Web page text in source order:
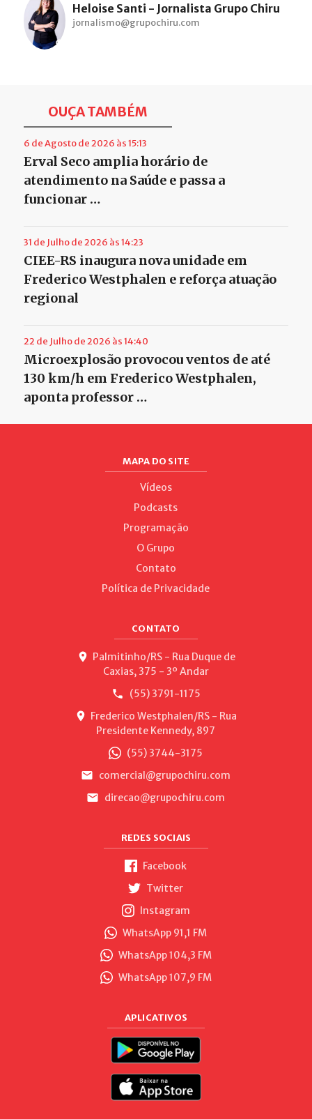
Heloise Santi - Jornalista Grupo Chiru
jornalismo@grupochiru.com
OUÇA TAMBÉM
6 de Agosto de 2026 às 15:13
Erval Seco amplia horário de
atendimento na Saúde e passa a
funcionar …
31 de Julho de 2026 às 14:23
CIEE-RS inaugura nova unidade em
Frederico Westphalen e reforça atuação
regional
22 de Julho de 2026 às 14:40
Microexplosão provocou ventos de até
130 km/h em Frederico Westphalen,
aponta professor …
MAPA DO SITE
Vídeos
Podcasts
Programação
O Grupo
Contato
Política de Privacidade
CONTATO
Palmitinho/RS - Rua Duque de
Caxias, 375 - 3º Andar
(55) 3791-1175
Frederico Westphalen/RS - Rua
Presidente Kennedy, 897
(55) 3744-3175
comercial@grupochiru.com
direcao@grupochiru.com
REDES SOCIAIS
Facebook
Twitter
Instagram
WhatsApp 91,1 FM
WhatsApp 104,3 FM
WhatsApp 107,9 FM
APLICATIVOS